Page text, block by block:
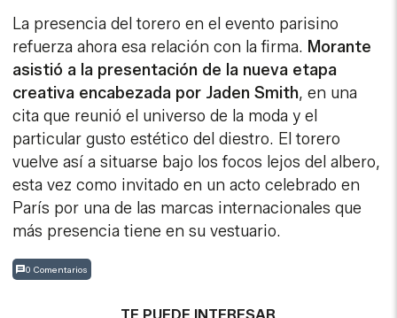
La presencia del torero en el evento parisino
refuerza ahora esa relación con la firma. Morante
asistió a la presentación de la nueva etapa
creativa encabezada por Jaden Smith, en una
cita que reunió el universo de la moda y el
particular gusto estético del diestro. El torero
vuelve así a situarse bajo los focos lejos del albero,
esta vez como invitado en un acto celebrado en
París por una de las marcas internacionales que
más presencia tiene en su vestuario.
0 Comentarios